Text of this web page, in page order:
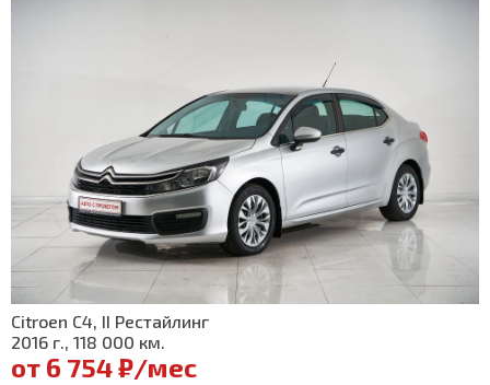
Citroen C4, II Рестайлинг
2016 г., 118 000 км.
от 6 754 ₽/мес